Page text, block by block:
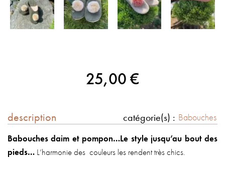
25,00€
description catégorie(s) : Babouches
Babouches daim et pompon…Le style jusqu’au bout des
pieds… L’harmonie des couleurs les rendent très chics.